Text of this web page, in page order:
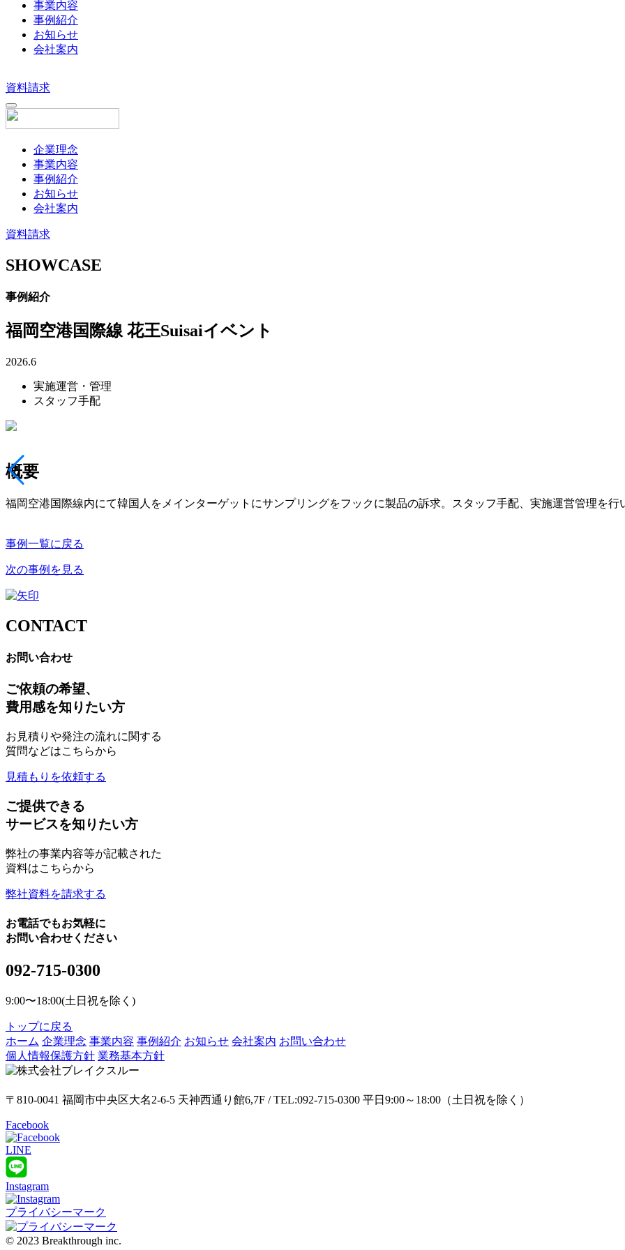
事業内容
事例紹介
お知らせ
会社案内
資料請求
企業理念
事業内容
事例紹介
お知らせ
会社案内
資料請求
SHOWCASE
事例紹介
福岡空港国際線 花王Suisaiイベント
2026.6
実施運営・管理
スタッフ手配
概要
福岡空港国際線内にて韓国人をメインターゲットにサンプリングをフックに製品の訴求。スタッフ手配、実施運営管理を行
事例一覧に戻る
次の事例を見る
CONTACT
お問い合わせ
ご依頼の希望、
費用感を知りたい方
お見積りや発注の流れに関する
質問などはこちらから
見積もりを依頼する
ご提供できる
サービスを知りたい方
弊社の事業内容等が記載された
資料はこちらから
弊社資料を請求する
お電話でもお気軽に
お問い合わせください
092-715-0300
9:00〜18:00(土日祝を除く)
トップに戻る
ホーム 企業理念 事業内容 事例紹介 お知らせ 会社案内 お問い合わせ
個人情報保護方針 業務基本方針
〒810-0041 福岡市中央区大名2-6-5 天神西通り館6,7F / TEL:092-715-0300 平日9:00～18:00（土日祝を除く）
Facebook
LINE
Instagram
プライバシーマーク
© 2023 Breakthrough inc.